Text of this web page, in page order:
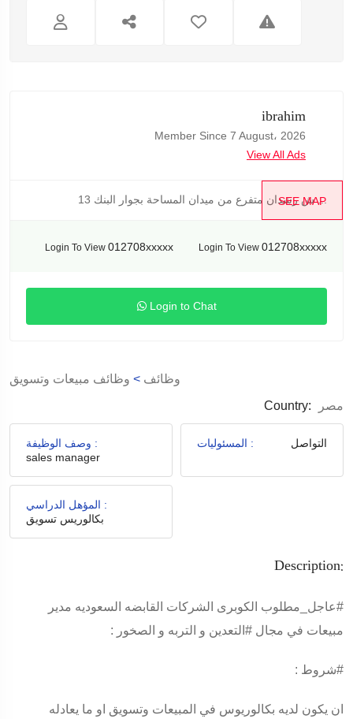
ibrahim
Member Since 7 August، 2026
View All Ads
SEE MAP
13 ش رشدان متفرع من ميدان المساحة بجوار البنك ...
Login To View 012708xxxxx Login To View 012708xxxxx
Login to Chat
وظائف > وظائف مبيعات وتسويق
Country:
مصر
وصف الوظيفة :
sales manager
المسئوليات : التواصل
المؤهل الدراسي :
بكالوريس تسويق
Description:
#عاجل_مطلوب الكوبرى الشركات القابضه السعوديه مدير
مبيعات في مجال #التعدين و التربه و الصخور :
#شروط :
ان يكون لديه بكالوريوس في المبيعات وتسويق او ما يعادله